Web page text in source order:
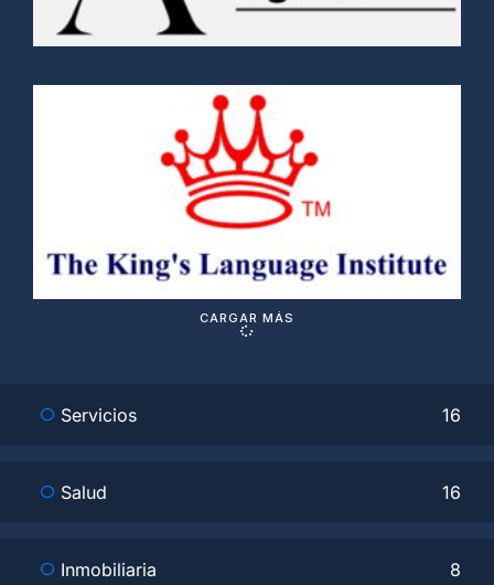
CARGAR MÁS
Servicios 16
Salud 16
Inmobiliaria 8